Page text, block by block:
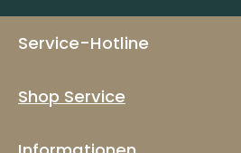
Service-Hotline
Shop Service